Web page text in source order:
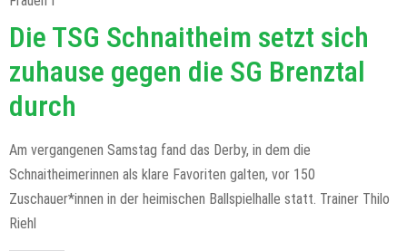
Die TSG Schnaitheim setzt sich
zuhause gegen die SG Brenztal
durch
Am vergangenen Samstag fand das Derby, in dem die
Schnaitheimerinnen als klare Favoriten galten, vor 150
Zuschauer*innen in der heimischen Ballspielhalle statt. Trainer Thilo
Riehl